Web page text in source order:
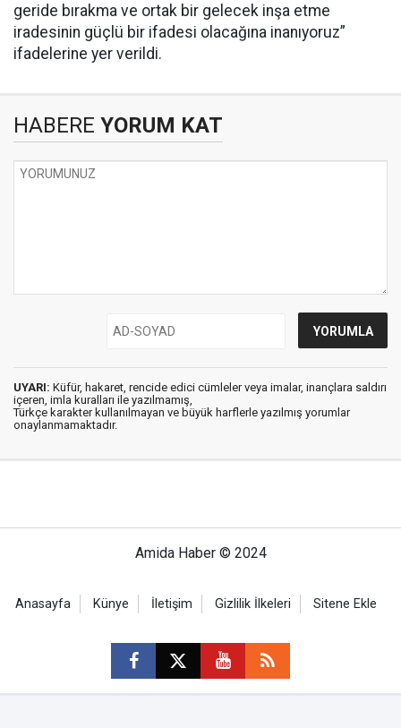
geride bırakma ve ortak bir gelecek inşa etme
iradesinin güçlü bir ifadesi olacağına inanıyoruz”
ifadelerine yer verildi.
HABERE YORUM KAT
UYARI: Küfür, hakaret, rencide edici cümleler veya imalar, inançlara saldırı
içeren, imla kuralları ile yazılmamış,
Türkçe karakter kullanılmayan ve büyük harflerle yazılmış yorumlar
onaylanmamaktadır.
Amida Haber © 2024
Anasayfa Künye İletişim Gizlilik İlkeleri Sitene Ekle